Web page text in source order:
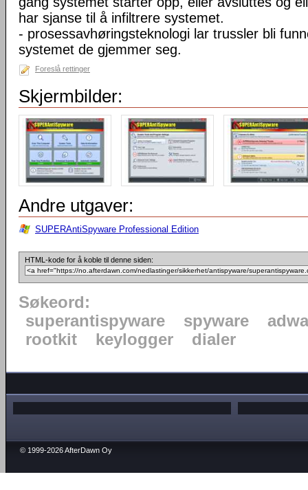
har sjanse til å infiltrere systemet.
- prosessavhøringsteknologi lar trussler bli
systemet de gjemmer seg.
Foreslå rettinger
Skjermbilder:
Andre utgaver:
SUPERAntiSpyware Professional Edition
HTML-kode for å koble til denne siden:
Søkeord:
superantispyware
spyware
rootkit
keylogger dialer
© 1999-2026 AfterDawn Oy